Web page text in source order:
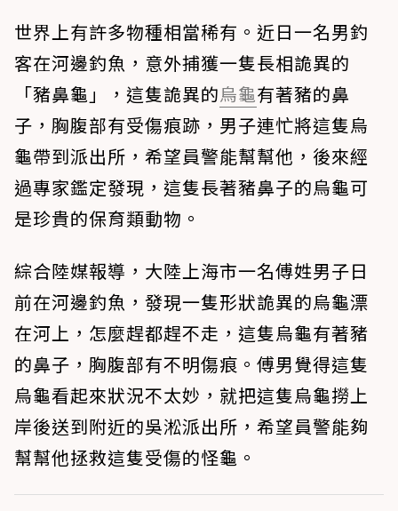
世界上有許多物種相當稀有。近日一名男釣
客在河邊釣魚，意外捕獲一隻長相詭異的
「豬鼻龜」，這隻詭異的烏龜有著豬的鼻
子，胸腹部有受傷痕跡，男子連忙將這隻烏
龜帶到派出所，希望員警能幫幫他，後來經
過專家鑑定發現，這隻長著豬鼻子的烏龜可
是珍貴的保育類動物。
綜合陸媒報導，大陸上海市一名傅姓男子日
前在河邊釣魚，發現一隻形狀詭異的烏龜漂
在河上，怎麼趕都趕不走，這隻烏龜有著豬
的鼻子，胸腹部有不明傷痕。傅男覺得這隻
烏龜看起來狀況不太妙，就把這隻烏龜撈上
岸後送到附近的吳淞派出所，希望員警能夠
幫幫他拯救這隻受傷的怪龜。